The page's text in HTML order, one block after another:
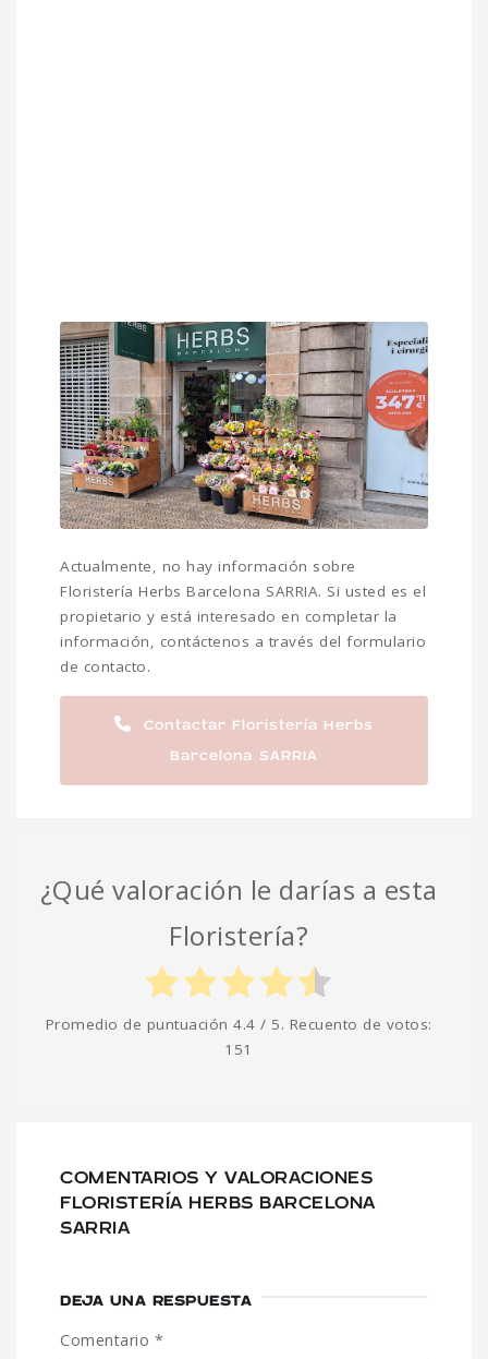
Actualmente, no hay información sobre
Floristería Herbs Barcelona SARRIA. Si usted es el
propietario y está interesado en completar la
información, contáctenos a través del formulario
de contacto.
Contactar Floristería Herbs
Barcelona SARRIA
¿Qué valoración le darías a esta
Floristería?
Promedio de puntuación 4.4 / 5. Recuento de votos:
151
COMENTARIOS Y VALORACIONES
FLORISTERÍA HERBS BARCELONA
SARRIA
DEJA UNA RESPUESTA
Comentario *